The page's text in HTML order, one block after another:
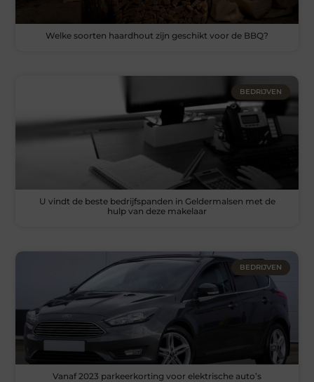
Welke soorten haardhout zijn geschikt voor de BBQ?
BEDRIJVEN
U vindt de beste bedrijfspanden in Geldermalsen met de
hulp van deze makelaar
BEDRIJVEN
Vanaf 2023 parkeerkorting voor elektrische auto’s